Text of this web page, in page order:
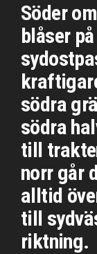
Söder
blåser
södra
södra
till
norr går
alltid
till
riktning.